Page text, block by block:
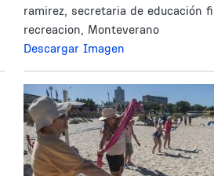
ramirez, secretaria de educación
recreacion, Monteverano
Descargar Imagen